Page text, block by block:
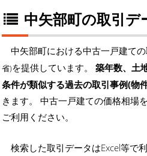
中矢部町の取引デ
中矢部町における中古一戸建て
省)を提供しています。 築年数、土
条件が類似する過去の取引事例(物
きます。 中古一戸建ての価格相場
ご利用ください。
検索した取引データはExcel等で